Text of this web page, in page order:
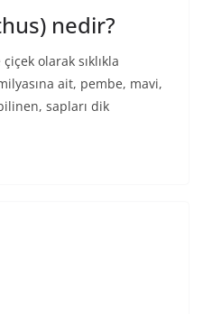
nedir?
olarak sıklıkla
ait, pembe, mavi,
sapları dik